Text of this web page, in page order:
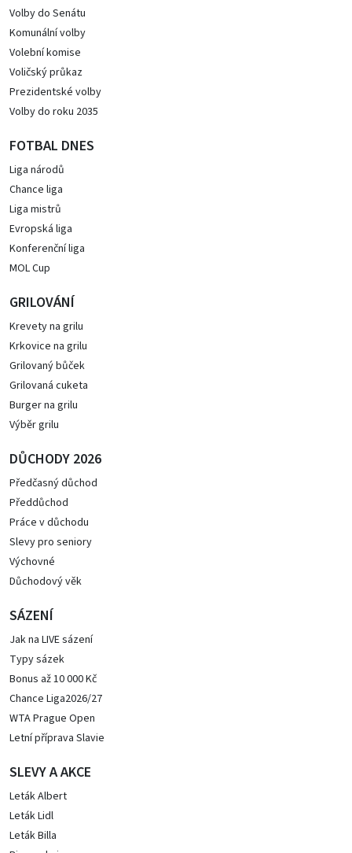
Volby do Senátu
Komunální volby
Volební komise
Voličský průkaz
Prezidentské volby
Volby do roku 2035
FOTBAL DNES
Liga národů
Chance liga
Liga mistrů
Evropská liga
Konferenční liga
MOL Cup
GRILOVÁNÍ
Krevety na grilu
Krkovice na grilu
Grilovaný bůček
Grilovaná cuketa
Burger na grilu
Výběr grilu
DŮCHODY 2026
Předčasný důchod
Předdůchod
Práce v důchodu
Slevy pro seniory
Výchovné
Důchodový věk
SÁZENÍ
Jak na LIVE sázení
Typy sázek
Bonus až 10 000 Kč
Chance Liga2026/27
WTA Prague Open
Letní příprava Slavie
SLEVY A AKCE
Leták Albert
Leták Lidl
Leták Billa